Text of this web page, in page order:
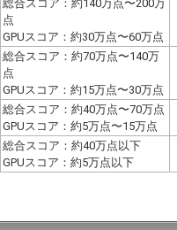
総合スコア：約140万点〜200万
点
GPUスコア：約30万点〜60万点
総合スコア：約70万点〜140万
点
GPUスコア：約15万点〜30万点
総合スコア：約40万点〜70万点
GPUスコア：約5万点〜15万点
総合スコア：約40万点以下
GPUスコア：約5万点以下